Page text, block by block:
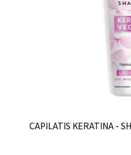
CAPILATIS KERATINA -